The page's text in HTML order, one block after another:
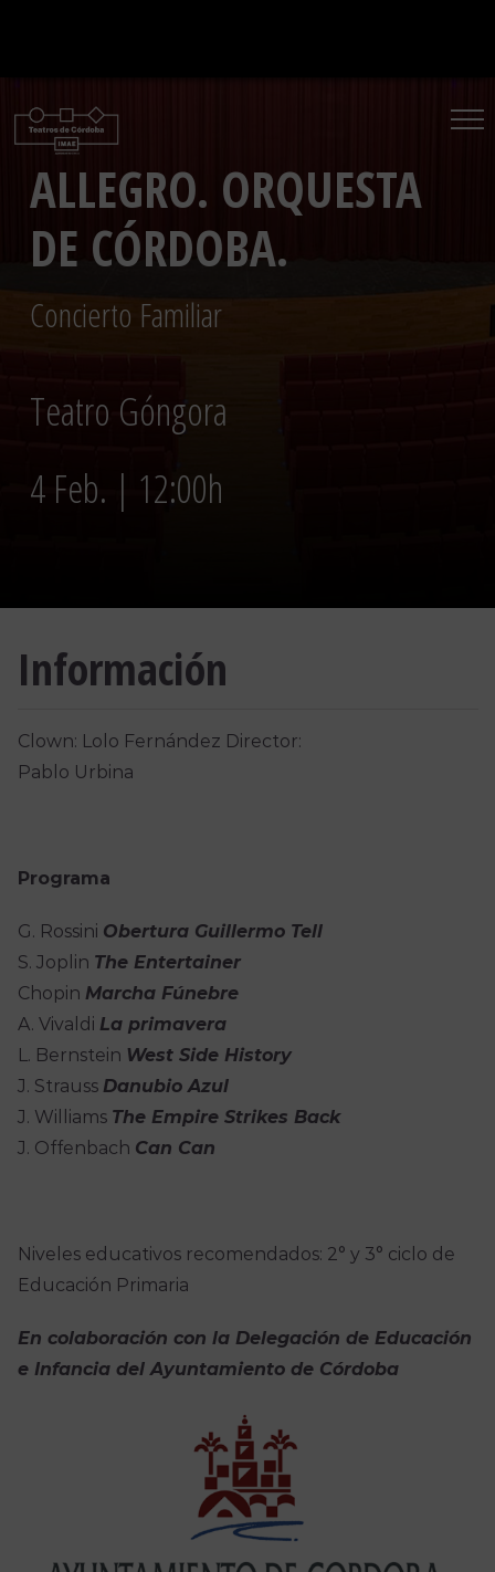
ALLEGRO. ORQUESTA
DE CÓRDOBA.
Concierto Familiar
Teatro Góngora
4 Feb. | 12:00h
Información
Clown: Lolo Fernández Director:
Pablo Urbina
Programa
G. Rossini Obertura Guillermo Tell
S. Joplin The Entertainer
Chopin Marcha Fúnebre
A. Vivaldi La primavera
L. Bernstein West Side History
J. Strauss Danubio Azul
J. Williams The Empire Strikes Back
J. Offenbach Can Can
Niveles educativos recomendados: 2° y 3° ciclo de
Educación Primaria
En colaboración con la Delegación de Educación
e Infancia del Ayuntamiento de Córdoba